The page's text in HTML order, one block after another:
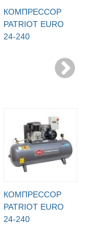
КОМПРЕССОР
PATRIOT EURO
24-240
КОМПРЕССОР
PATRIOT EURO
24-240